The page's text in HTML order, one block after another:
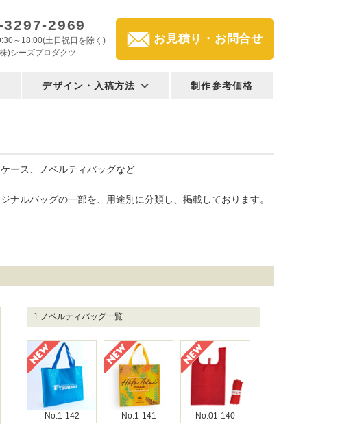
3297-2969
～18:00(土日祝日を除く)
)シーズプロダクツ
お見積り・お問合せ
デザイン・入稿方法 制作参考価格
ース、ノベルティバッグなど
ルバッグの一部を、用途別に分類し、掲載しております。
1.ノベルティバッグ一覧
No.1-142 No.1-141 No.01-140